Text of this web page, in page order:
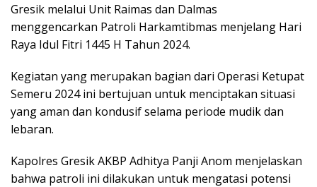
Gresik melalui Unit Raimas dan Dalmas
menggencarkan Patroli Harkamtibmas menjelang Hari
Raya Idul Fitri 1445 H Tahun 2024.
Kegiatan yang merupakan bagian dari Operasi Ketupat
Semeru 2024 ini bertujuan untuk menciptakan situasi
yang aman dan kondusif selama periode mudik dan
lebaran.
Kapolres Gresik AKBP Adhitya Panji Anom menjelaskan
bahwa patroli ini dilakukan untuk mengatasi potensi